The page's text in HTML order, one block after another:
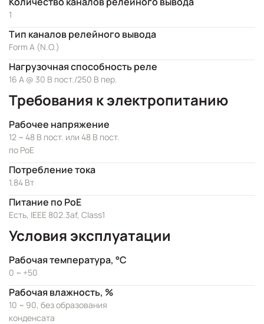
1
Тип каналов релейного вывода
Form A (N.O.)
Нагрузочная способность реле
16 А @ 30 В пост./250 В пер.
Требования к электропитанию
Рабочее напряжение
12 ~ 48 В пост. или 48 В пост.
по PoE
Потребление тока
1.84 Вт
Питание по PoE
Есть, IEEE 802.3af, Class1
Условия эксплуатации
Рабочая температура, °C
0 ~ +50
Рабочая влажность, %
10 ~ 90, без образования
конденсата